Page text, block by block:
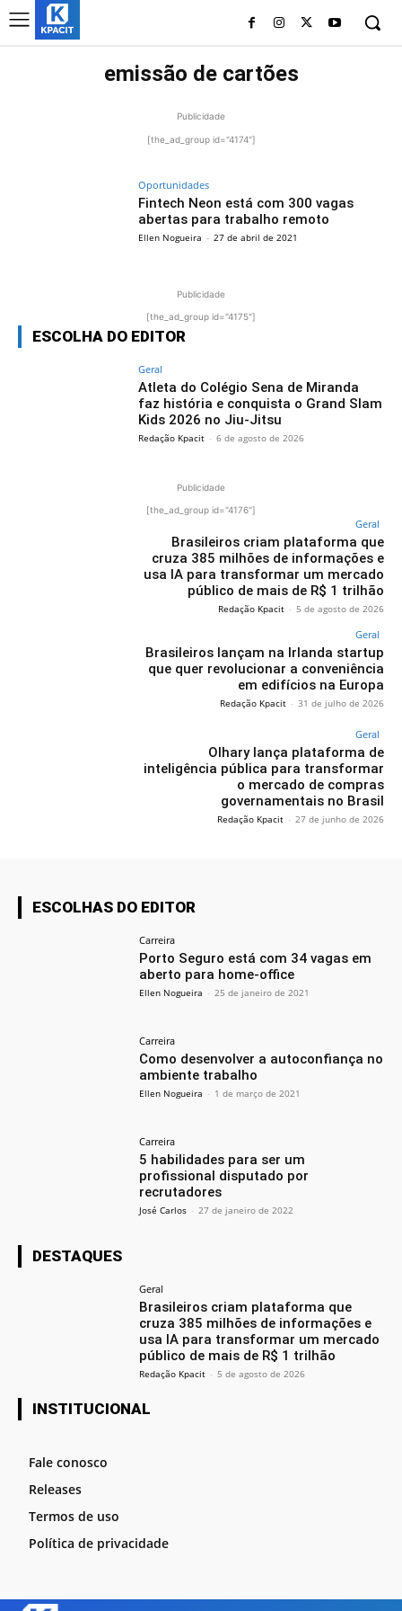
emissão de cartões
Publicidade
[the_ad_group id="4174"]
Oportunidades
Fintech Neon está com 300 vagas
abertas para trabalho remoto
Ellen Nogueira - 27 de abril de 2021
Publicidade
[the_ad_group id="4175"]
ESCOLHA DO EDITOR
Geral
Atleta do Colégio Sena de Miranda
faz história e conquista o Grand Slam
Kids 2026 no Jiu-Jitsu
Redação Kpacit - 6 de agosto de 2026
Publicidade
[the_ad_group id="4176"]
Geral
Brasileiros criam plataforma que
cruza 385 milhões de informações e
usa IA para transformar um mercado
público de mais de R$ 1 trilhão
Redação Kpacit - 5 de agosto de 2026
Geral
Brasileiros lançam na Irlanda startup
que quer revolucionar a conveniência
em edifícios na Europa
Redação Kpacit - 31 de julho de 2026
Geral
Olhary lança plataforma de
inteligência pública para transformar
o mercado de compras
governamentais no Brasil
Redação Kpacit - 27 de junho de 2026
ESCOLHAS DO EDITOR
Carreira
Porto Seguro está com 34 vagas em
aberto para home-office
Ellen Nogueira - 25 de janeiro de 2021
Carreira
Como desenvolver a autoconfiança no
ambiente trabalho
Ellen Nogueira - 1 de março de 2021
Carreira
5 habilidades para ser um
profissional disputado por
recrutadores
José Carlos - 27 de janeiro de 2022
DESTAQUES
Geral
Brasileiros criam plataforma que
cruza 385 milhões de informações e
usa IA para transformar um mercado
público de mais de R$ 1 trilhão
Redação Kpacit - 5 de agosto de 2026
INSTITUCIONAL
Fale conosco
Releases
Termos de uso
Política de privacidade